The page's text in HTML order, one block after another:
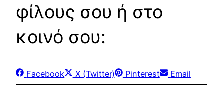
φίλους σου ή στο
κοινό σου:
Share
on
Facebook
Share
on
X (Twitter)
Share
on
Pinterest
Share
on
Email